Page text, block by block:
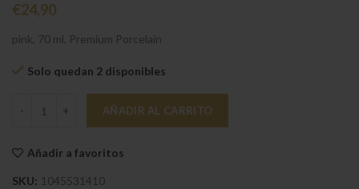
€24,90
pink, 70 ml, Premium Porcelain
Solo quedan 2 disponibles
Fleur Cassis Taza para espresso cantidad
AÑADIR AL CARRITO
Añadir a favoritos
SKU: 1045531410